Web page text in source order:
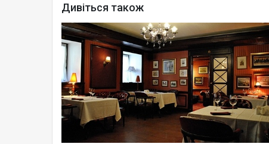
Дивіться також